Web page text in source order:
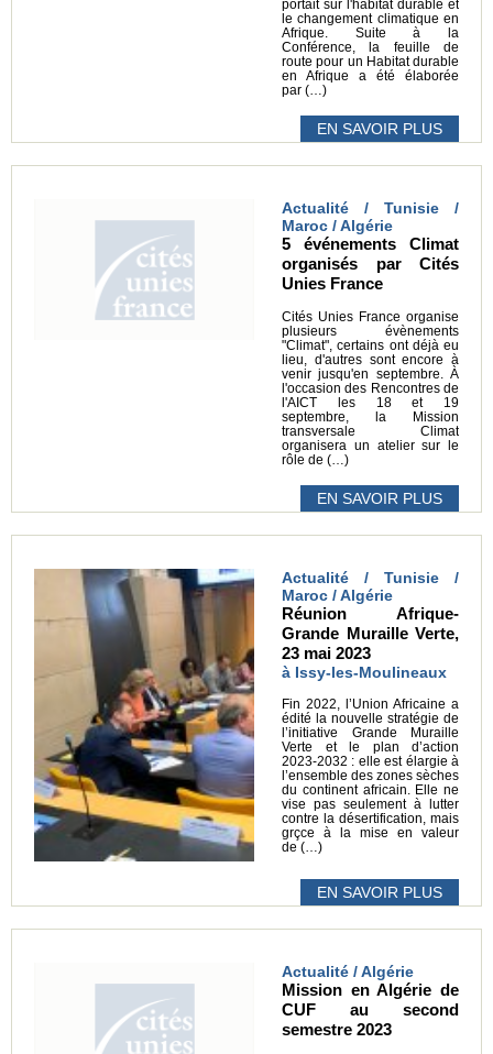
portait sur l'habitat durable et
le changement climatique en
Afrique. Suite à la
Conférence, la feuille de
route pour un Habitat durable
en Afrique a été élaborée
par (…)
EN SAVOIR PLUS
Actualité / Tunisie /
Maroc / Algérie
5 événements Climat
organisés par Cités
Unies France
Cités Unies France organise
plusieurs évènements
"Climat", certains ont déjà eu
lieu, d'autres sont encore à
venir jusqu'en septembre. À
l'occasion des Rencontres de
l'AICT les 18 et 19
septembre, la Mission
transversale Climat
organisera un atelier sur le
rôle de (…)
EN SAVOIR PLUS
Actualité / Tunisie /
Maroc / Algérie
Réunion Afrique-
Grande Muraille Verte,
23 mai 2023
à Issy-les-Moulineaux
Fin 2022, l’Union Africaine a
édité la nouvelle stratégie de
l’initiative Grande Muraille
Verte et le plan d’action
2023-2032 : elle est élargie à
l’ensemble des zones sèches
du continent africain. Elle ne
vise pas seulement à lutter
contre la désertification, mais
grçce à la mise en valeur
de (…)
EN SAVOIR PLUS
Actualité / Algérie
Mission en Algérie de
CUF au second
semestre 2023